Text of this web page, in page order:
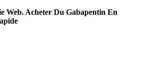
Web. Acheter Du Gabapentin En